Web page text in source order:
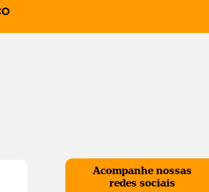
Acompanhe nossas
redes sociais